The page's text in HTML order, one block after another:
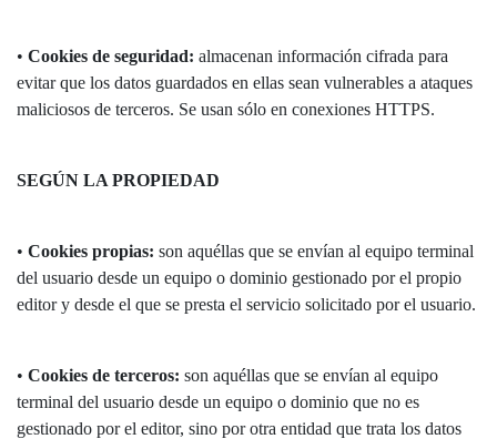
• Cookies de seguridad: almacenan información cifrada para
evitar que los datos guardados en ellas sean vulnerables a ataques
maliciosos de terceros. Se usan sólo en conexiones HTTPS.
SEGÚN LA PROPIEDAD
• Cookies propias: son aquéllas que se envían al equipo terminal
del usuario desde un equipo o dominio gestionado por el propio
editor y desde el que se presta el servicio solicitado por el usuario.
• Cookies de terceros: son aquéllas que se envían al equipo
terminal del usuario desde un equipo o dominio que no es
gestionado por el editor, sino por otra entidad que trata los datos